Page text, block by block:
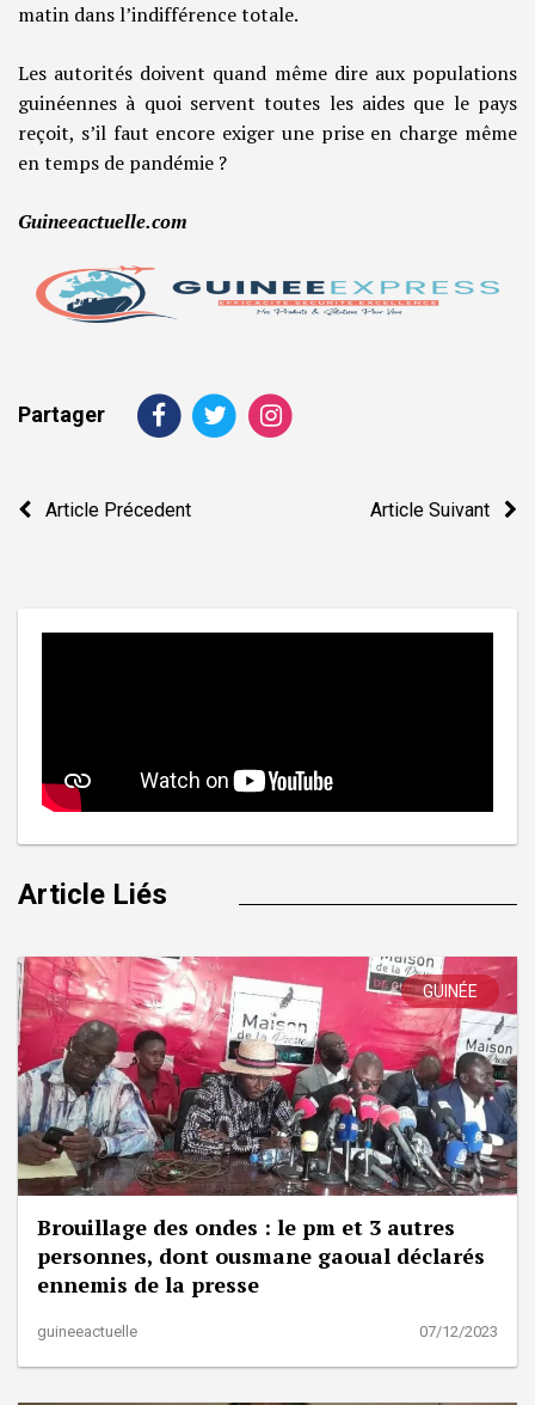
matin dans l’indifférence totale.
Les autorités doivent quand même dire aux populations
guinéennes à quoi servent toutes les aides que le pays
reçoit, s’il faut encore exiger une prise en charge même
en temps de pandémie ?
Guineeactuelle.com
Partager
Navigation
Article Précedent Article Suivant
Article Liés
GUINÉE
Brouillage des ondes : le pm et 3 autres
personnes, dont ousmane gaoual déclarés
ennemis de la presse
guineeactuelle 07/12/2023